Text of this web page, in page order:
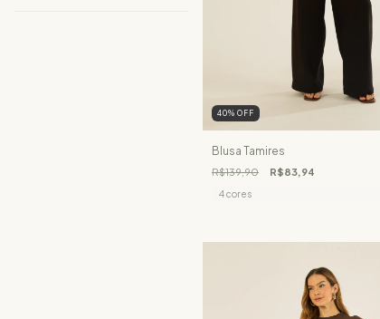
40% OFF
Blusa Tamires
R$139,90 R$83,94
4 cores